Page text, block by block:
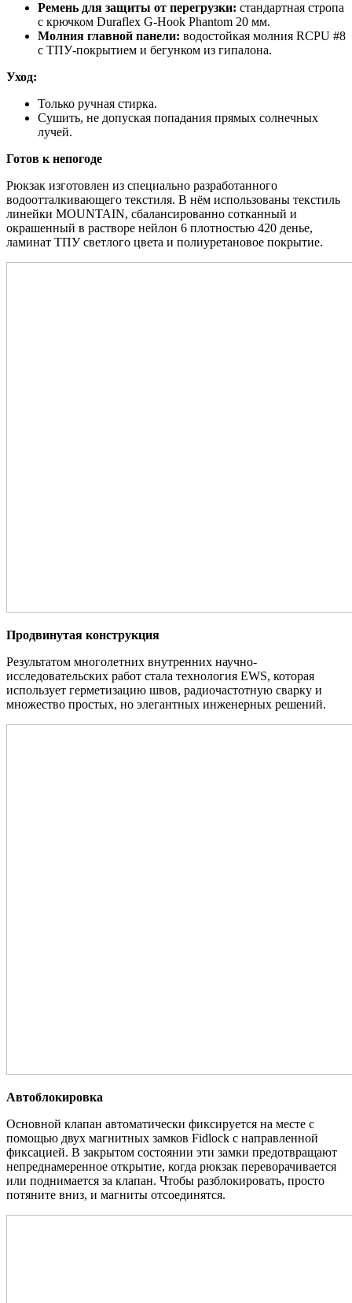
Ремень для защиты от перегрузки: стандартная стропа
с крючком Duraflex G-Hook Phantom 20 мм.
Молния главной панели: водостойкая молния RCPU #8
с ТПУ-покрытием и бегунком из гипалона.
Уход:
Только ручная стирка.
Сушить, не допуская попадания прямых солнечных
лучей.
Готов к непогоде
Рюкзак изготовлен из специально разработанного
водоотталкивающего текстиля. В нём использованы текстиль
линейки MOUNTAIN, сбалансированно сотканный и
окрашенный в растворе нейлон 6 плотностью 420 денье,
ламинат ТПУ светлого цвета и полиуретановое покрытие.
Продвинутая конструкция
Результатом многолетних внутренних научно-
исследовательских работ стала технология EWS, которая
использует герметизацию швов, радиочастотную сварку и
множество простых, но элегантных инженерных решений.
Автоблокировка
Основной клапан автоматически фиксируется на месте с
помощью двух магнитных замков Fidlock с направленной
фиксацией. В закрытом состоянии эти замки предотвращают
непреднамеренное открытие, когда рюкзак переворачивается
или поднимается за клапан. Чтобы разблокировать, просто
потяните вниз, и магниты отсоединятся.